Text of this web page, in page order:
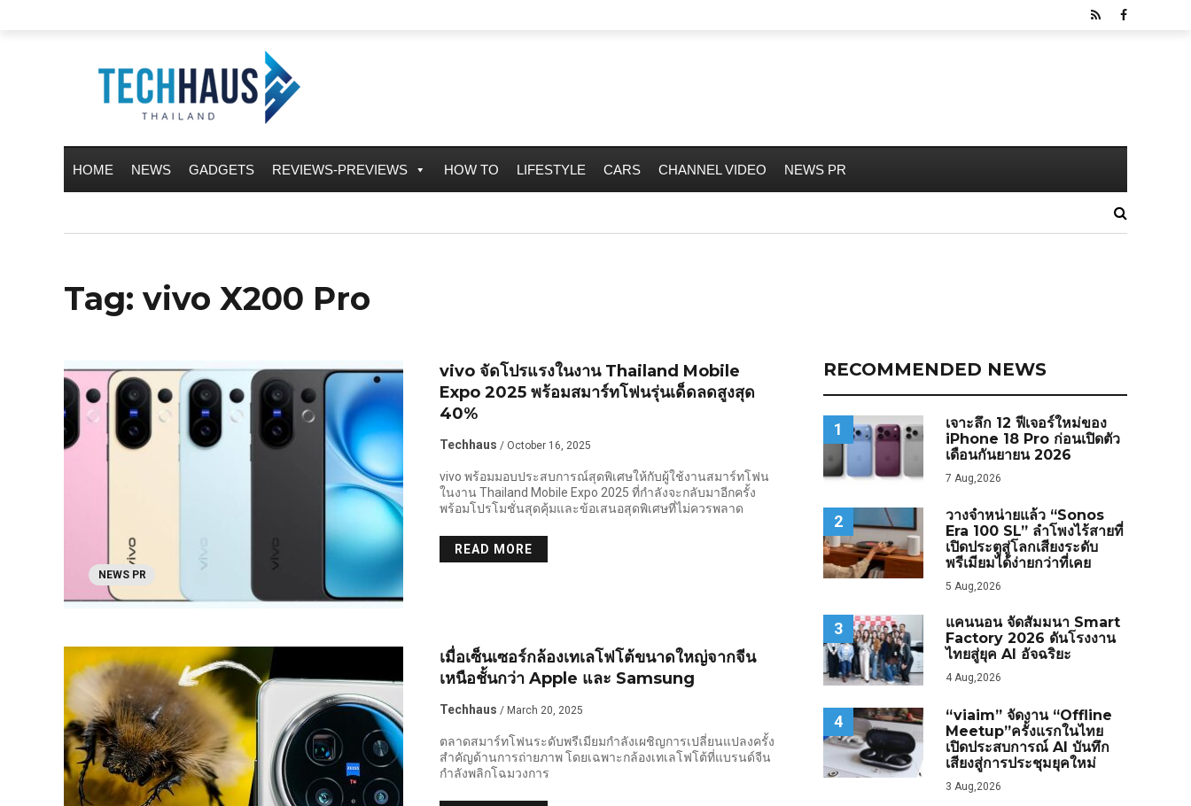
HOME NEWS GADGETS REVIEWS-PREVIEWS HOW TO LIFESTYLE CARS CHANNEL VIDEO NEWS PR
Tag: vivo X200 Pro
NEWS PR
vivo จัดโปรแรงในงาน Thailand Mobile
Expo 2025 พร้อมสมาร์ทโฟนรุ่นเด็ดลดสูงสุด
40%
Techhaus / October 16, 2025
vivo พร้อมมอบประสบการณ์สุดพิเศษให้กับผู้ใช้งานสมาร์ทโฟน
ในงาน Thailand Mobile Expo 2025 ที่กำลังจะกลับมาอีกครั้ง
พร้อมโปรโมชั่นสุดคุ้มและข้อเสนอสุดพิเศษที่ไม่ควรพลาด
READ MORE
เมื่อเซ็นเซอร์กล้องเทเลโฟโต้ขนาดใหญ่จากจีน
เหนือชั้นกว่า Apple และ Samsung
Techhaus / March 20, 2025
ตลาดสมาร์ทโฟนระดับพรีเมียมกำลังเผชิญการเปลี่ยนแปลงครั้ง
สำคัญด้านการถ่ายภาพ โดยเฉพาะกล้องเทเลโฟโต้ที่แบรนด์จีน
กำลังพลิกโฉมวงการ
RECOMMENDED NEWS
1
เจาะลึก 12 ฟีเจอร์ใหม่ของ
iPhone 18 Pro ก่อนเปิดตัว
เดือนกันยายน 2026
7 Aug,2026
2
วางจำหน่ายแล้ว “Sonos
Era 100 SL” ลำโพงไร้สายที่
เปิดประตูสู่โลกเสียงระดับ
พรีเมียมได้ง่ายกว่าที่เคย
5 Aug,2026
3
แคนนอน จัดสัมมนา Smart
Factory 2026 ดันโรงงาน
ไทยสู่ยุค AI อัจฉริยะ
4 Aug,2026
4
“viaim” จัดงาน “Offline
Meetup”ครั้งแรกในไทย
เปิดประสบการณ์ AI บันทึก
เสียงสู่การประชุมยุคใหม่
3 Aug,2026